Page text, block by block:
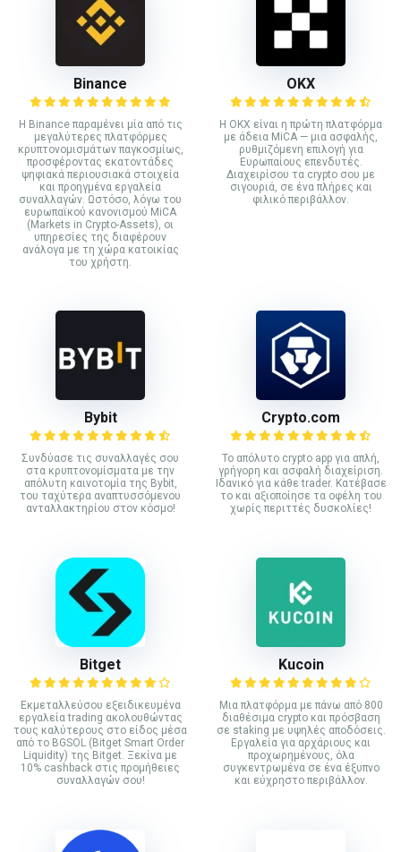
Binance
Η Binance παραμένει μία από τις
μεγαλύτερες πλατφόρμες
κρυπτονομισμάτων παγκοσμίως,
προσφέροντας εκατοντάδες
ψηφιακά περιουσιακά στοιχεία
και προηγμένα εργαλεία
συναλλαγών. Ωστόσο, λόγω του
ευρωπαϊκού κανονισμού MiCA
(Markets in Crypto-Assets), οι
υπηρεσίες της διαφέρουν
ανάλογα με τη χώρα κατοικίας
του χρήστη.
ΟΚΧ
Η OKX είναι η πρώτη πλατφόρμα
με άδεια MiCA — μια ασφαλής,
ρυθμιζόμενη επιλογή για
Ευρωπαίους επενδυτές.
Διαχειρίσου τα crypto σου με
σιγουριά, σε ένα πλήρες και
φιλικό περιβάλλον.
Bybit
Συνδύασε τις συναλλαγές σου
στα κρυπτονομίσματα με την
απόλυτη καινοτομία της Bybit,
του ταχύτερα αναπτυσσόμενου
ανταλλακτηρίου στον κόσμο!
Crypto.com
Το απόλυτο crypto app για απλή,
γρήγορη και ασφαλή διαχείριση.
Ιδανικό για κάθε trader. Κατέβασε
το και αξιοποίησε τα οφέλη του
χωρίς περιττές δυσκολίες!
Bitget
Εκμεταλλεύσου εξειδικευμένα
εργαλεία trading ακολουθώντας
τους καλύτερους στο είδος μέσα
από το BGSOL (Bitget Smart Order
Liquidity) της Bitget. Ξεκίνα με
10% cashback στις προμήθειες
συναλλαγών σου!
Kucoin
Mια πλατφόρμα με πάνω από 800
διαθέσιμα crypto και πρόσβαση
σε staking με υψηλές αποδόσεις.
Εργαλεία για αρχάριους και
προχωρημένους, όλα
συγκεντρωμένα σε ένα έξυπνο
και εύχρηστο περιβάλλον.